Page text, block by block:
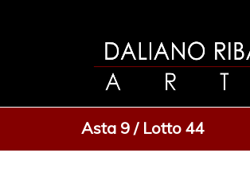
Asta 9 / Lotto 44